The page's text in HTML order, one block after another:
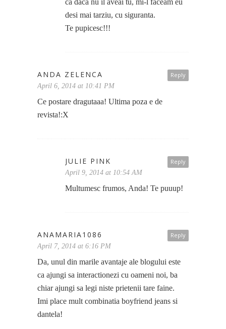
ca daca nu il aveai tu, mi-l faceam eu
desi mai tarziu, cu siguranta.
Te pupicesc!!!
Reply
ANDA ZELENCA
April 6, 2014 at 10:41 PM
Ce postare dragutaaa! Ultima poza e de
revista!:X
Reply
JULIE PINK
April 9, 2014 at 10:54 AM
Multumesc frumos, Anda! Te puuup!
Reply
ANAMARIA1086
April 7, 2014 at 6:16 PM
Da, unul din marile avantaje ale blogului este
ca ajungi sa interactionezi cu oameni noi, ba
chiar ajungi sa legi niste prietenii tare faine.
Imi place mult combinatia boyfriend jeans si
dantela!